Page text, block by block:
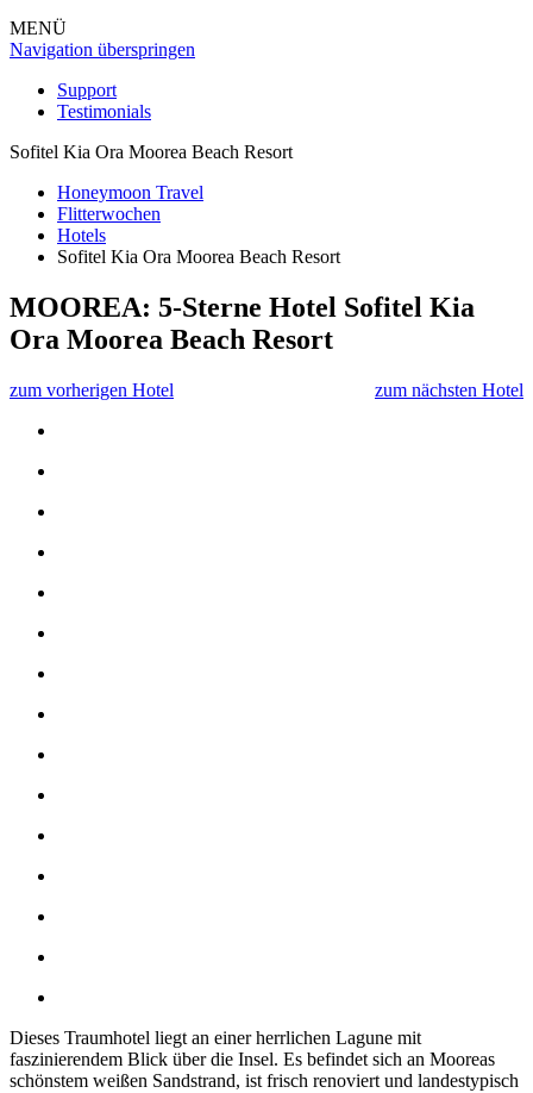
MENÜ
Navigation überspringen
Support
Testimonials
Sofitel Kia Ora Moorea Beach Resort
Honeymoon Travel
Flitterwochen
Hotels
Sofitel Kia Ora Moorea Beach Resort
MOOREA: 5-Sterne Hotel Sofitel Kia
Ora Moorea Beach Resort
zum vorherigen Hotel zum nächsten Hotel
Dieses Traumhotel liegt an einer herrlichen Lagune mit
faszinierendem Blick über die Insel. Es befindet sich an Mooreas
schönstem weißen Sandstrand, ist frisch renoviert und landestypisch